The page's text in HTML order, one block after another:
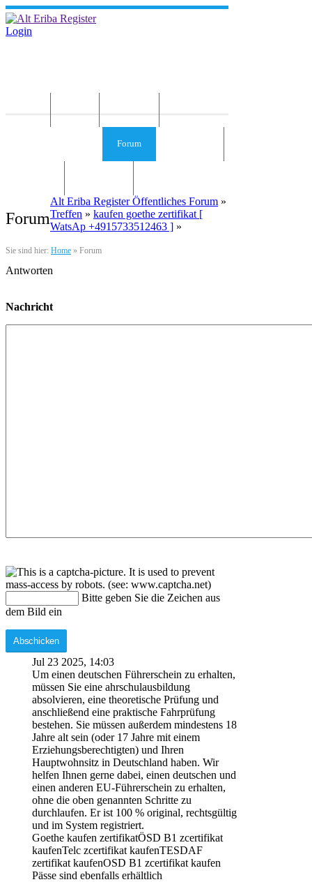
Login
Forum
Forum
Sie sind hier: Home » Forum
Alt Eriba Register Öffentliches Forum »
Treffen » kaufen goethe zertifikat [
WatsAp +4915733512463 ] »
Antworten
Nachricht
Bitte geben Sie die Zeichen aus
dem Bild ein
Jul 23 2025, 14:03
Um einen deutschen Führerschein zu erhalten,
müssen Sie eine ahrschulausbildung
absolvieren, eine theoretische Prüfung und
anschließend eine praktische Fahrprüfung
bestehen. Sie müssen außerdem mindestens 18
Jahre alt sein (oder 17 Jahre mit einem
Erziehungsberechtigten) und Ihren
Hauptwohnsitz in Deutschland haben. Wir
helfen Ihnen gerne dabei, einen deutschen und
einen anderen EU-Führerschein zu erhalten,
ohne die oben genannten Schritte zu
durchlaufen. Er ist 100 % original, rechtsgültig
und im System registriert.
Goethe kaufen zertifikatÖSD B1 zcertifikat
kaufenTelc zcertifikat kaufenTESDAF
zertifikat kaufenOSD B1 zcertifikat kaufen
Pässe sind ebenfalls erhältlich